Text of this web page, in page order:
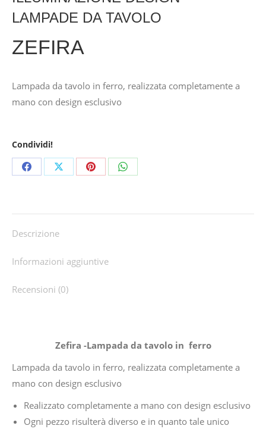
LAMPADE DA TAVOLO
ZEFIRA
Lampada da tavolo in ferro, realizzata completamente a
mano con design esclusivo
Condividi!
Share Share Share Share
Descrizione
Informazioni aggiuntive
Recensioni (0)
Zefira -Lampada da tavolo in ferro
Lampada da tavolo in ferro, realizzata completamente a
mano con design esclusivo
Realizzato completamente a mano con design esclusivo
Ogni pezzo risulterà diverso e in quanto tale unico